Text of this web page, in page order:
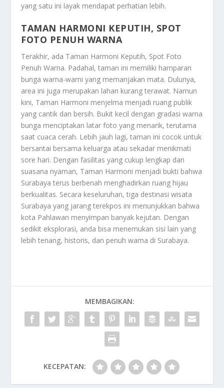
yang satu ini layak mendapat perhatian lebih.
TAMAN HARMONI KEPUTIH, SPOT
FOTO PENUH WARNA
Terakhir, ada Taman Harmoni Keputih, Spot Foto
Penuh Warna. Padahal, taman ini memiliki hamparan
bunga warna-warni yang memanjakan mata. Dulunya,
area ini juga merupakan lahan kurang terawat. Namun
kini, Taman Harmoni menjelma menjadi ruang publik
yang cantik dan bersih. Bukit kecil dengan gradasi warna
bunga menciptakan latar foto yang menarik, terutama
saat cuaca cerah. Lebih jauh lagi, taman ini cocok untuk
bersantai bersama keluarga atau sekadar menikmati
sore hari. Dengan fasilitas yang cukup lengkap dan
suasana nyaman, Taman Harmoni menjadi bukti bahwa
Surabaya terus berbenah menghadirkan ruang hijau
berkualitas. Secara keseluruhan, tiga destinasi wisata
Surabaya yang jarang terekpos ini menunjukkan bahwa
kota Pahlawan menyimpan banyak kejutan. Dengan
sedikit eksplorasi, anda bisa menemukan sisi lain yang
lebih tenang, historis, dan penuh warna di Surabaya.
MEMBAGIKAN:
KECEPATAN: